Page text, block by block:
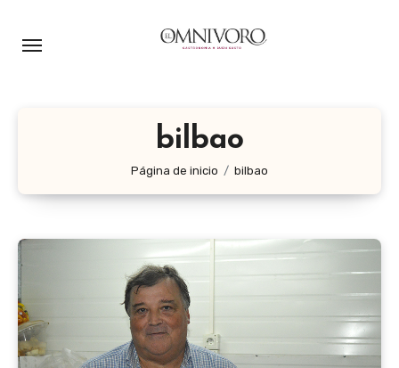
bilbao
Página de inicio bilbao